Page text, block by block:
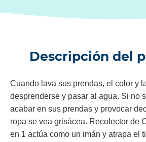
Descripción del
Cuando lava sus prendas, el color y
desprenderse y pasar al agua. Si no
acabar en sus prendas y provocar
ropa se vea grisácea. Recolector de
en 1 actúa como un imán y atrapa el